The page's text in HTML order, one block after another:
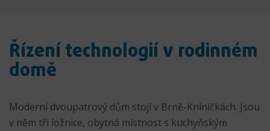
Řízení technologií v rodinném
domě
Moderní dvoupatrový dům stojí v Brně-Kníničkách. Jsou
v něm tři ložnice, obytná místnost s kuchyňským